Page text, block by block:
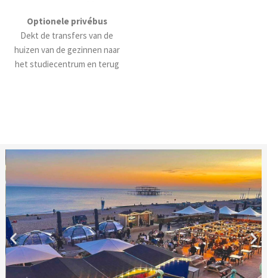
Optionele privébus
Dekt de transfers van de
huizen van de gezinnen naar
het studiecentrum en terug